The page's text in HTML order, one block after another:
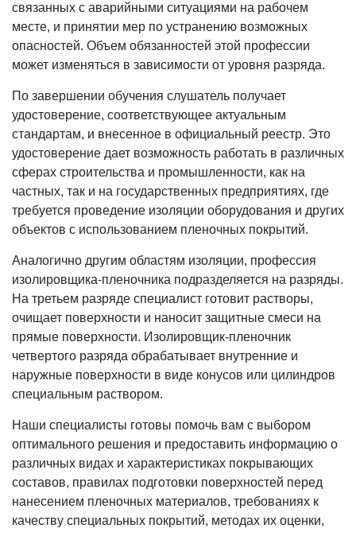
связанных с аварийными ситуациями на рабочем
месте, и принятии мер по устранению возможных
опасностей. Объем обязанностей этой профессии
может изменяться в зависимости от уровня разряда.
По завершении обучения слушатель получает
удостоверение, соответствующее актуальным
стандартам, и внесенное в официальный реестр. Это
удостоверение дает возможность работать в различных
сферах строительства и промышленности, как на
частных, так и на государственных предприятиях, где
требуется проведение изоляции оборудования и других
объектов с использованием пленочных покрытий.
Аналогично другим областям изоляции, профессия
изолировщика-пленочника подразделяется на разряды.
На третьем разряде специалист готовит растворы,
очищает поверхности и наносит защитные смеси на
прямые поверхности. Изолировщик-пленочник
четвертого разряда обрабатывает внутренние и
наружные поверхности в виде конусов или цилиндров
специальным раствором.
Наши специалисты готовы помочь вам с выбором
оптимального решения и предоставить информацию о
различных видах и характеристиках покрывающих
составов, правилах подготовки поверхностей перед
нанесением пленочных материалов, требованиях к
качеству специальных покрытий, методах их оценки,